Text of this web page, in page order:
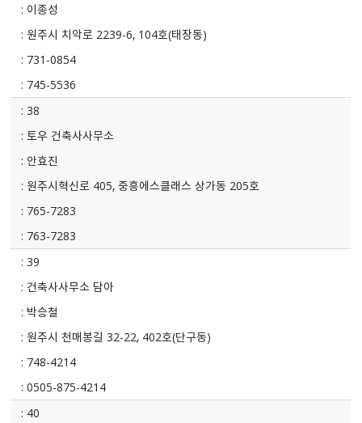
이종성
원주시 치악로 2239-6, 104호(태장동)
731-0854
745-5536
38
토우 건축사사무소
안효진
원주시혁신로 405, 중흥에스클래스 상가동 205호
765-7283
763-7283
39
건축사사무소 담아
박승철
원주시 천매봉길 32-22, 402호(단구동)
748-4214
0505-875-4214
40